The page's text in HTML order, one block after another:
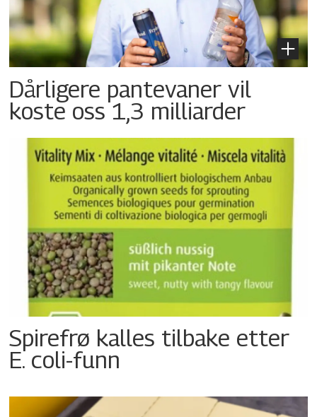
Dårligere pantevaner vil
koste oss 1,3 milliarder
Spirefrø kalles tilbake etter
E. coli-funn